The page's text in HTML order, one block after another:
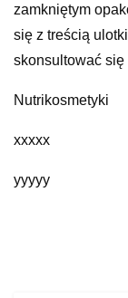
zamkniętym
się z treścią
skonsultować się
Nutrikosmetyki
xxxxx
yyyyy